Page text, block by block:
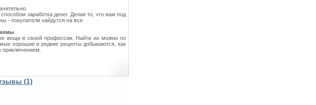
заработка денег. Делая то, что вам под
- покупатели найдутся на все.
вещи в своей профессии. Найти их можно по
хорошие и редкие рецепты добываются, как
приключением.
(1)